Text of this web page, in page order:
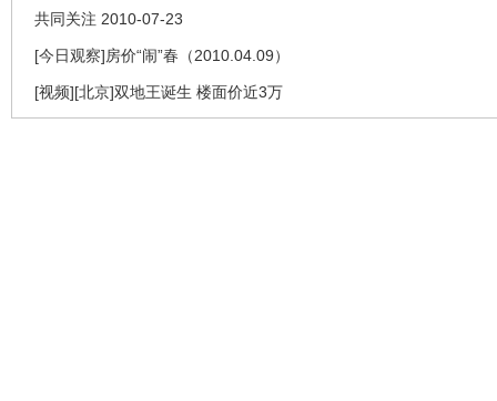
共同关注 2010-07-23
[今日观察]房价“闹”春（2010.04.09）
[视频][北京]双地王诞生 楼面价近3万